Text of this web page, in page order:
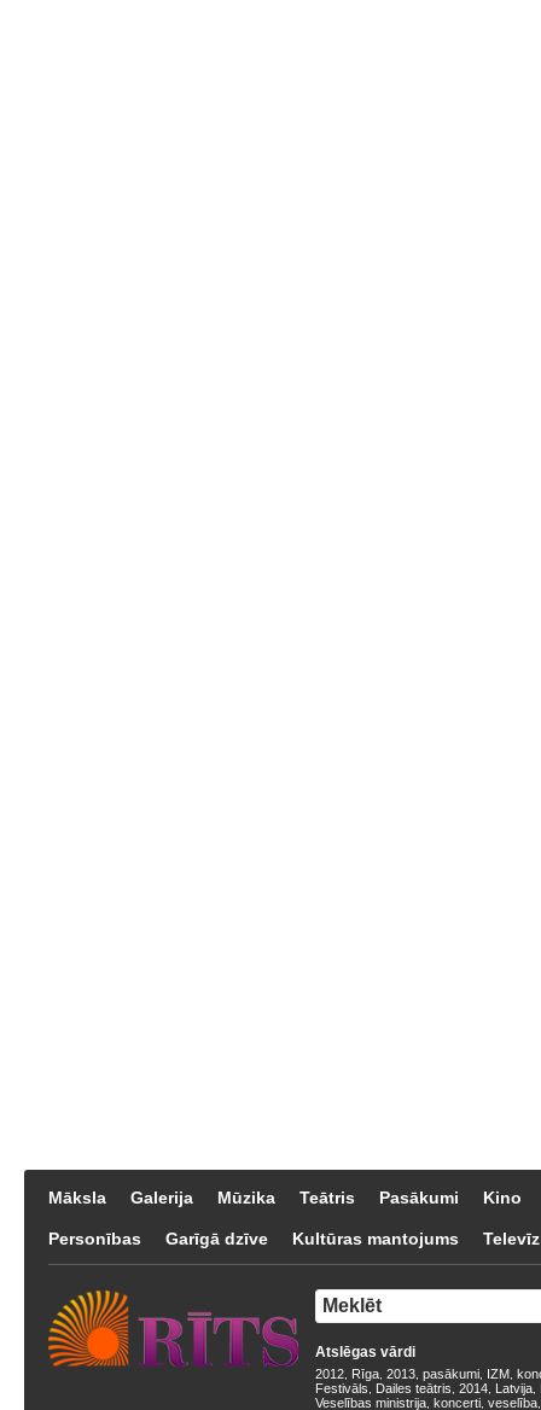
Māksla Galerija Mūzika Teātris Pasākumi Kino
Personības Garīgā dzīve Kultūras mantojums
Atslēgas vārdi
2012 Rīga 2013 pasākumi IZM
Festivāls
Dailes teātris 2014 Latvija
Veselības ministrija koncerti veselība